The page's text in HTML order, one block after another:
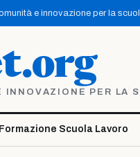
e innovazione per la
INNOVAZIONE PER LA
Formazione Scuola Lavoro